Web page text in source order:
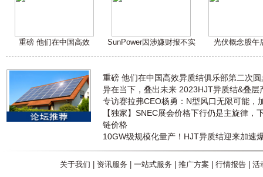
重磅 他们在中国高效 SunPower因涉嫌财报不实 光伏概念股午
重磅 他们在中国高效异质结俱乐部第二次
异在当下，叠出未来 2023HJT异质结&叠层
专访赛拉弗CEO杨勇：N型风口无限可能，
【独家】SNEC展会价格下行仍是主旋律，
链价格
10GW级规模化量产！HJT异质结迎来加速
关于我们 资讯服务 一站式服务 推广方案 行情报告| 活